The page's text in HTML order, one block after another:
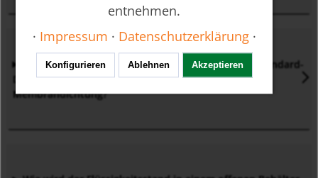
Worin besteht der Unterschied zwischen einem Standard-
Drucktransmitter und einem Drucktransmitter mit
Membrandichtung?
entnehmen.
· Impressum · Datenschutzerklärung·
Konfigurieren Ablehnen Akzeptieren